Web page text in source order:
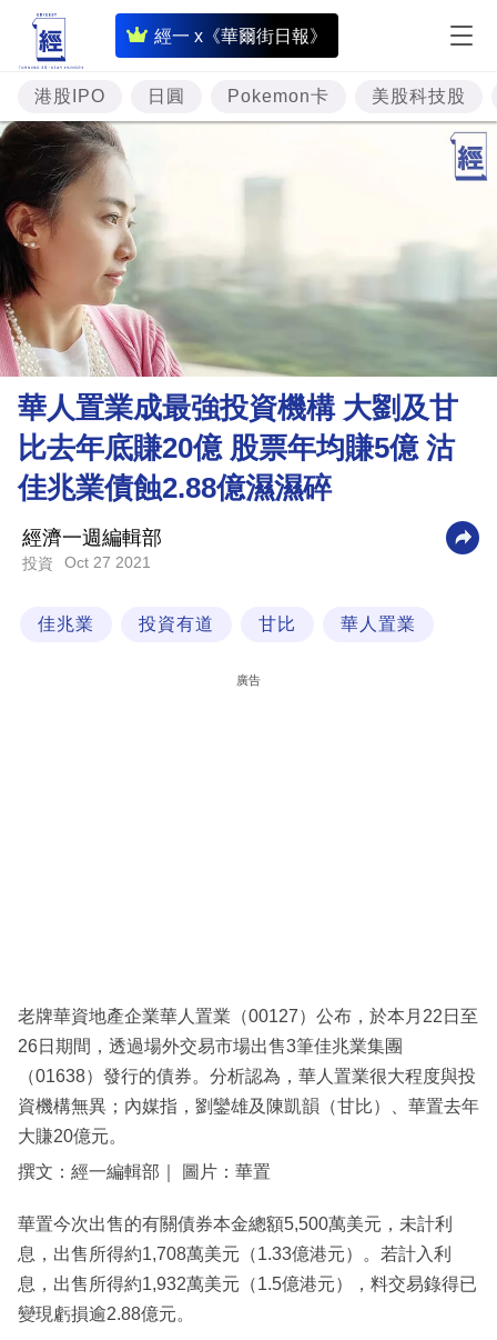
經一 x《華爾街日報》
即
時
財
經
題
樓
市
理
財
商
業
科
技
場
港股IPO 日圓 Pokemon卡 美股科技股
華人置業成最強投資機構 大劉及甘
比去年底賺20億 股票年均賺5億 沽
佳兆業債蝕2.88億濕濕碎
經濟一週編輯部
投資 Oct 27 2021
佳兆業 投資有道 甘比 華人置業
廣告
老牌華資地產企業華人置業（00127）公布，於本月22日至
26日期間，透過場外交易市場出售3筆佳兆業集團
（01638）發行的債券。分析認為，華人置業很大程度與投
資機構無異；內媒指，劉鑾雄及陳凱韻（甘比）、華置去年
大賺20億元。
撰文：經一編輯部｜ 圖片：華置
華置今次出售的有關債券本金總額5,500萬美元，未計利
息，出售所得約1,708萬美元（1.33億港元）。若計入利
息，出售所得約1,932萬美元（1.5億港元），料交易錄得已
變現虧損逾2.88億元。